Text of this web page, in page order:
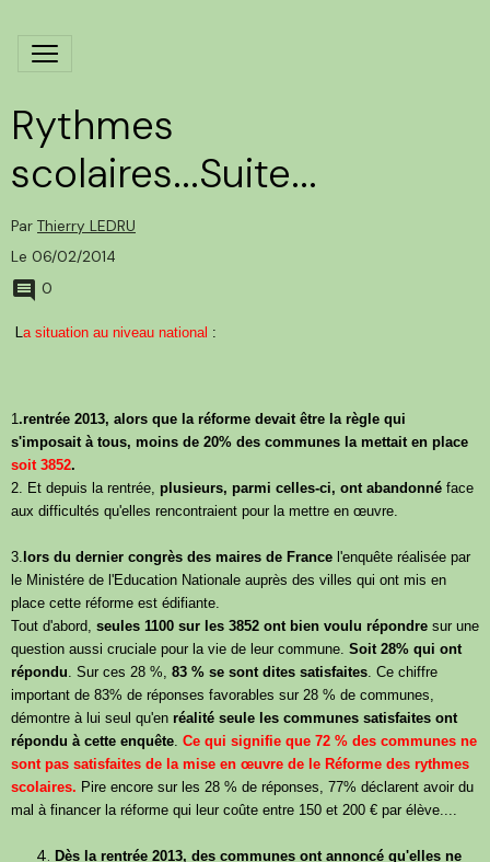
Rythmes
scolaires...Suite...
Par Thierry LEDRU
Le 06/02/2014
0
L a situation au niveau national :
1.rentrée 2013, alors que la réforme devait être la règle qui
s'imposait à tous, moins de 20% des communes la mettait en place
soit 3852.
2. Et depuis la rentrée, plusieurs, parmi celles-ci, ont abandonné face
aux difficultés qu'elles rencontraient pour la mettre en œuvre.
3. lors du dernier congrès des maires de France l'enquête réalisée par
le Ministére de l'Education Nationale auprès des villes qui ont mis en
place cette réforme est édifiante.
Tout d'abord, seules 1100 sur les 3852 ont bien voulu répondre sur une
question aussi cruciale pour la vie de leur commune. Soit 28% qui ont
répondu . Sur ces 28 %, 83 % se sont dites satisfaites . Ce chiffre
important de 83% de réponses favorables sur 28 % de communes,
démontre à lui seul qu'en réalité seule les communes satisfaites ont
répondu à cette enquête Ce qui signifie que 72 % des communes ne
sont pas satisfaites de la mise en œuvre de le Réforme des rythmes
scolaires. Pire encore sur les 28 % de réponses, 77% déclarent avoir du
mal à financer la réforme qui leur coûte entre 150 et 200 € par élève....
Dès la rentrée 2013, des communes ont annoncé qu'elles ne